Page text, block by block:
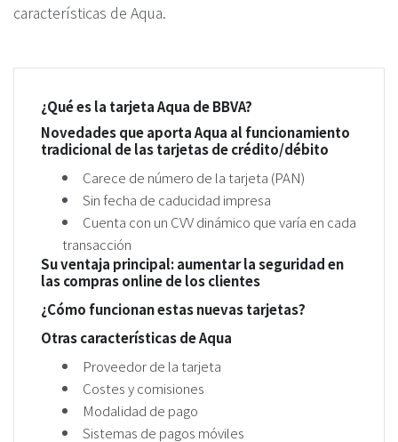
características de Aqua.
¿Qué es la tarjeta Aqua de BBVA?
Novedades que aporta Aqua al funcionamiento
tradicional de las tarjetas de crédito/débito
Carece de número de la tarjeta (PAN)
Sin fecha de caducidad impresa
Cuenta con un CVV dinámico que varía en cada
transacción
Su ventaja principal: aumentar la seguridad en
las compras online de los clientes
¿Cómo funcionan estas nuevas tarjetas?
Otras características de Aqua
Proveedor de la tarjeta
Costes y comisiones
Modalidad de pago
Sistemas de pagos móviles